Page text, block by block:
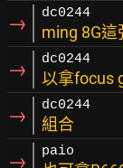
→ dc0244
ming 8G
→ dc0244
以拿focus
→ dc0244
組合
→ paio